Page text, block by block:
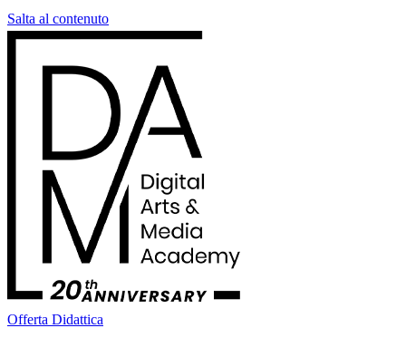
Salta al contenuto
Offerta Didattica